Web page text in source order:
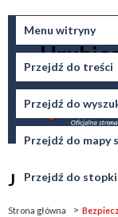
Menu witryny
Przejdź do treści
Przejdź do
Przejdź do mapy
Przejdź do stopki
Miasto
Jesteś tutaj
Strona główna